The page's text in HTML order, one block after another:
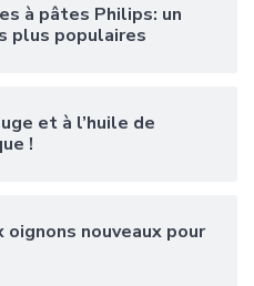
à pâtes Philips: un
plus populaires
et à l’huile de
!
nouveaux pour